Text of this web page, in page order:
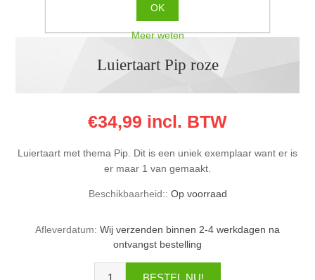
Luiertaart Pip roze
€34,99 incl. BTW
Luiertaart met thema Pip. Dit is een uniek exemplaar want er is
er maar 1 van gemaakt.
Beschikbaarheid:: Op voorraad
Afleverdatum: Wij verzenden binnen 2-4 werkdagen na
ontvangst bestelling
OK
Meer weten